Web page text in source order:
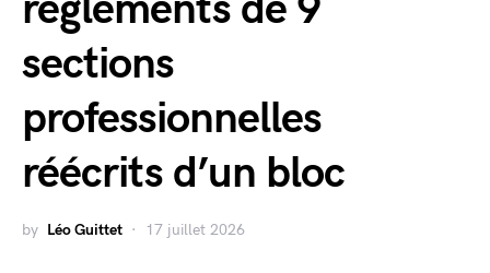
sections
professionnelles
réécrits d’un bloc
by Léo Guittet 17 juillet 2026